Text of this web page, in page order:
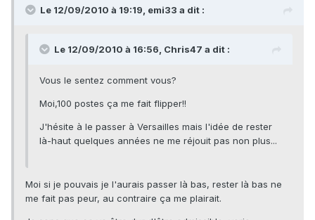
Le 12/09/2010 à 19:19, emi33 a dit :
Le 12/09/2010 à 16:56, Chris47 a dit :
Vous le sentez comment vous?
Moi,100 postes ça me fait flipper!!
J'hésite à le passer à Versailles mais l'idée de rester
là-haut quelques années ne me réjouit pas non plus...
Moi si je pouvais je l'aurais passer là bas, rester là bas ne
me fait pas peur, au contraire ça me plairait.